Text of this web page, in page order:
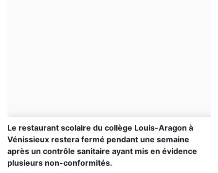
Le restaurant scolaire du collège Louis-Aragon à
Vénissieux restera fermé pendant une semaine
après un contrôle sanitaire ayant mis en évidence
plusieurs non-conformités.